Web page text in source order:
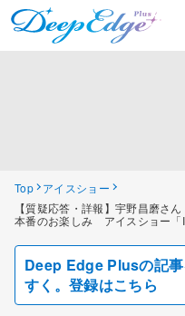
Top
アイスショー
【質疑応答・詳報】宇野昌磨さ
本番のお楽しみ アイスショー「
Deep Edge Plusの記
すく。登録はこちら